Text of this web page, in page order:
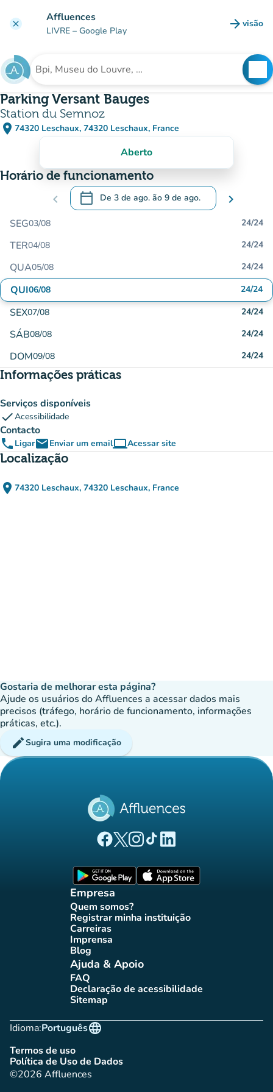
clear Affluences
LIVRE – Google Play arrow_forward visão
(novo
Procura uma instituição
Parking Versant Bauges
Station du Semnoz
place 74320 Leschaux, 74320 Leschaux, France
(abrir no Google Maps)
(novo separador)
Aberto
Horário de funcionamento
chevron_left calendar_today De 3 de ago. ão 9 de ago.
.Abra o calendário para alterar as datas
chevron_right
SEG03/08 24/24
TER04/08 24/24
QUA05/08 24/24
QUI06/08 24/24
SEX07/08 24/24
SÁB08/08 24/24
DOM09/08 24/24
Informações práticas
Serviços disponíveis
checkAcessibilidade
Contacto
phone LigaremailEnviar um emailcomputerAcessar site
(novo separador)
Localização
place 74320 Leschaux, 74320 Leschaux, France
(abrir no Google Maps)
(novo separador)
Gostaria de melhorar esta página?
Ajude os usuários do Affluences a acessar dados mais
precisos (tráfego, horário de funcionamento, informações
práticas, etc.).
editSugira uma modificação
(novo separador)
(novo separador)
(novo separador)
(novo separador)
(novo separador)
Empresa
Quem somos?(novo separador)
Registrar minha instituição
(novo separador)
Carreiras(novo separador)
Imprensa(novo separador)
Blog(novo separador)
Ajuda & Apoio
FAQ(novo separador)
Declaração de acessibilidade
(novo separador)
Sitemap(novo separador)
Idioma:
language
Português
Termos de uso(novo separador)
Política de Uso de Dados
(novo separador)
©2026 Affluences